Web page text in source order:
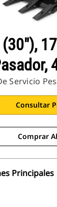
Servicio
Consultar
Comprar
Principales